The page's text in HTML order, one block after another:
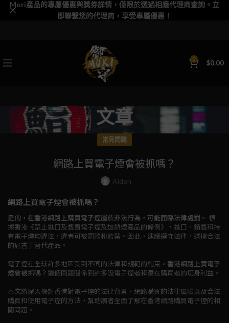
0 $0.00
文章
常見問題
網路上買電子煙會被抓嗎？
Aiden
網路上買電子煙會被抓嗎？
是的，在香港網路上購買電子煙屬於非法行為，可能面臨法律處罰。 根
據香港《禁止進口及售賣電子煙及加熱煙產品的條例》，進口、銷售和持
有電子煙均違法，違者可被罰款和監禁。因此，建議遵守法律，選擇合法
的尼古丁替代產品。
電子煙在全球許多地區受到不同的法律和規範的約束。 香港網路上買電子
煙會被抓嗎？這個問題關係到許多吸電子煙者和潛在購買者的切身利益。
本文將深入探討香港對電子煙的法律背景、網路購買的法律風險以及合法
購買和使用電子煙的方法，幫助讀者全面了解在香港網路購買電子煙的相
關問題。
Mori產品的專屬優惠與獎券詳情，僅限於透過相應代理商查詢。立
即聯繫您的代理商，享受專屬優惠！